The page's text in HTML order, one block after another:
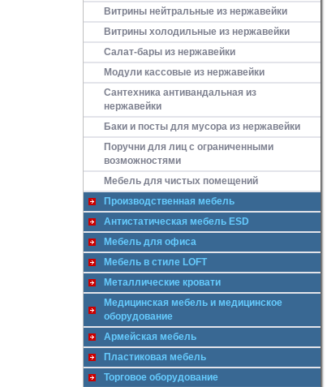
Витрины нейтральные из нержавейки
Витрины холодильные из нержавейки
Салат-бары из нержавейки
Модули кассовые из нержавейки
Сантехника антивандальная из
нержавейки
Баки и посты для мусора из нержавейки
Поручни для лиц с ограниченными
возможностями
Мебель для чистых помещений
Производственная мебель
Антистатическая мебель ESD
Мебель для офиса
Мебель в стиле LOFT
Металлические кровати
Медицинская мебель и медицинское
оборудование
Армейская мебель
Пластиковая мебель
Торговое оборудование